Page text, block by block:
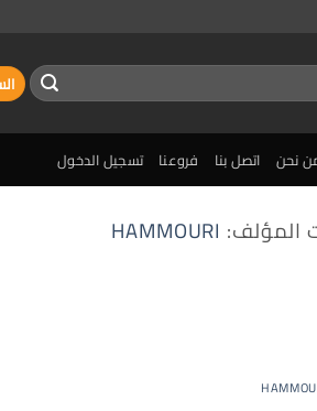
نحن اتصل بنا فروعنا تسجيل الدخول
المؤلف: HAMMOURI